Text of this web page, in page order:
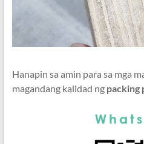
Hanapin sa amin para sa mga
magandang kalidad ng packing